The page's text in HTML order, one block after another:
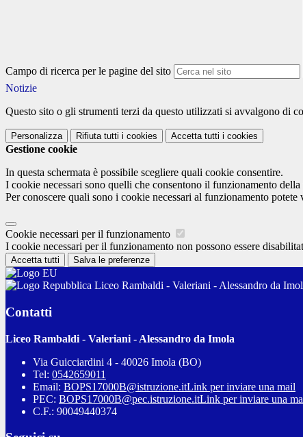
Campo di ricerca per le pagine del sito
Notizie
Questo sito o gli strumenti terzi da questo utilizzati si avvalgono di
Personalizza Rifiuta tutti i cookies Accetta tutti i cookies
Gestione cookie
In questa schermata è possibile scegliere quali cookie consentire.
I cookie necessari sono quelli che consentono il funzionamento
Per conoscere quali sono i cookie necessari al funzionamento potete
Cookie necessari per il funzionamento
I cookie necessari per il funzionamento non possono essere
Accetta tutti Salva le preferenze
Liceo Rambaldi - Valeriani - Alessandro da
Contatti
Liceo Rambaldi - Valeriani - Alessandro da Imola
Via Guicciardini 4 - 40026 Imola (BO)
Tel: 0542659011
Email: BOPS17000B@istruzione.itLink per inviare una mail
PEC: BOPS17000B@pec.istruzione.itLink per inviare una
C.F.: 90049440374